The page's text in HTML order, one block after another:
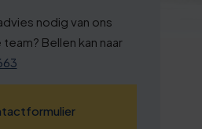
nodig van ons
Bellen kan naar